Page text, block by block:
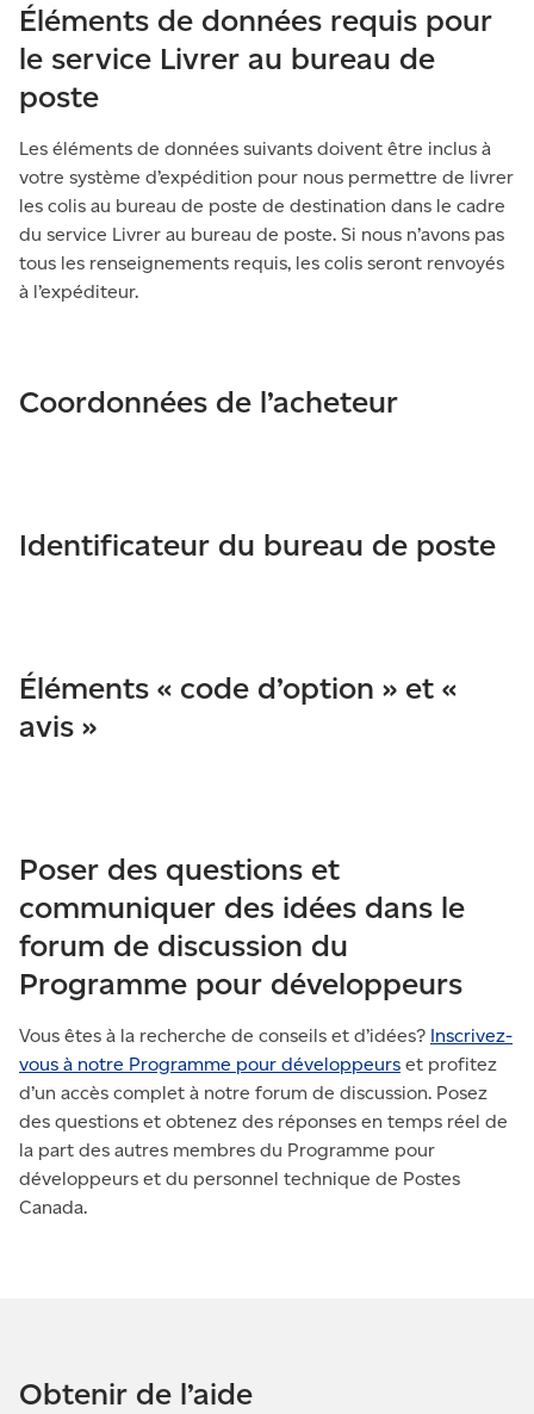
Éléments de données requis pour
le service Livrer au bureau de
poste
Les éléments de données suivants doivent être inclus à
votre système d’expédition pour nous permettre de livrer
les colis au bureau de poste de destination dans le cadre
du service Livrer au bureau de poste. Si nous n’avons pas
tous les renseignements requis, les colis seront renvoyés
à l’expéditeur.
Coordonnées de l’acheteur
Identificateur du bureau de poste
Éléments « code d’option » et «
avis »
Poser des questions et
communiquer des idées dans le
forum de discussion du
Programme pour développeurs
Vous êtes à la recherche de conseils et d’idées? Inscrivez-
vous à notre Programme pour développeurs et profitez
d’un accès complet à notre forum de discussion. Posez
des questions et obtenez des réponses en temps réel de
la part des autres membres du Programme pour
développeurs et du personnel technique de Postes
Canada.
Obtenir de l’aide